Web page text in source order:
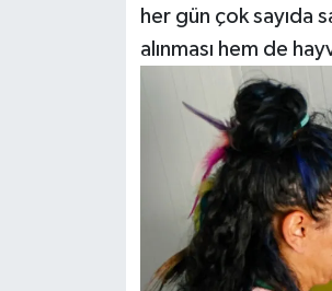
her gün çok sayıda
alınması hem de